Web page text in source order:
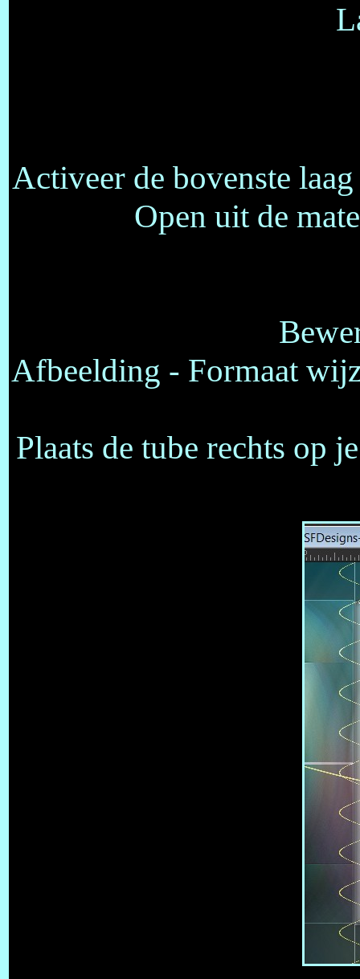
Activeer de bovenste
Open uit de
Afbeelding - Formaat
Plaats de tube rechts op